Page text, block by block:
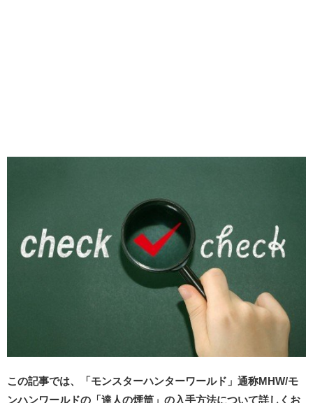
この記事では、「モンスターハンターワールド」通称MHW/モ
ンハンワールドの「達人の煙筒」の入手方法について詳しくお